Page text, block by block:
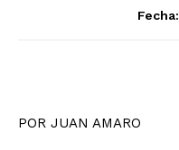
Fecha:
POR JUAN AMARO